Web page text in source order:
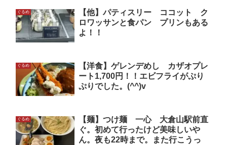
ぐるめ
【他】パティスリー ココット ク
ロワッサンと食パン プリンもある
よ！！
ぐるめ
【洋食】ゲレンデめし カザオプレ
ート1,700円！！エビフライがぷり
ぷりでした。(^^)v
ぐるめ
【麺】つけ麺 一心 大倉山駅前直
ぐ。初めて行ったけど美味しいや
ん。夜も22時まで。また行こうっ